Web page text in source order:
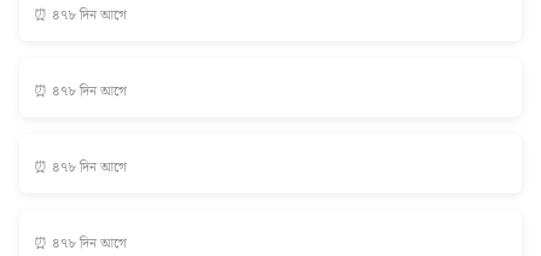
⏰ ৪৭৮ দিন আগে
⏰ ৪৭৮ দিন আগে
⏰ ৪৭৮ দিন আগে
⏰ ৪৭৮ দিন আগে